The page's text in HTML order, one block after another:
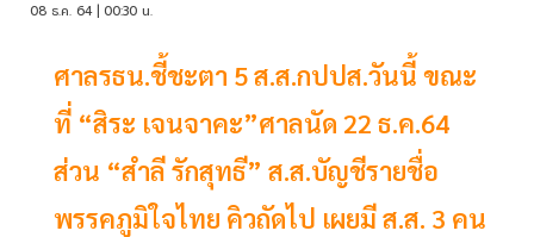
08 ธ.ค. 64 | 00:30 น.
ศาลรธน.ชี้ชะตา 5 ส.ส.กปปส.วันนี้ ขณะ
ที่ “สิระ เจนจาคะ”ศาลนัด 22 ธ.ค.64
ส่วน “สำลี รักสุทธี” ส.ส.บัญชีรายชื่อ
พรรคภูมิใจไทย คิวถัดไป เผยมี ส.ส. 3 คน